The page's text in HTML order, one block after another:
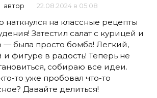
автор 22.08.2024 в 05:08
наткнулся на классные рецепты
Затестил салат с курицей и
— была просто бомба! Легкий,
и фигуре в радость! Теперь не
собираю все идеи.
то уже пробовал что-то
Давайте делиться!